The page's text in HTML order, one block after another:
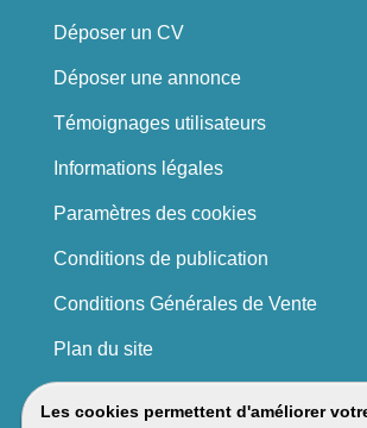
Les cookies permettent d'améliorer
Déposer un CV
Déposer une annonce
Témoignages utilisateurs
Informations légales
Paramètres des cookies
Conditions de publication
Conditions Générales de Vente
Plan du site